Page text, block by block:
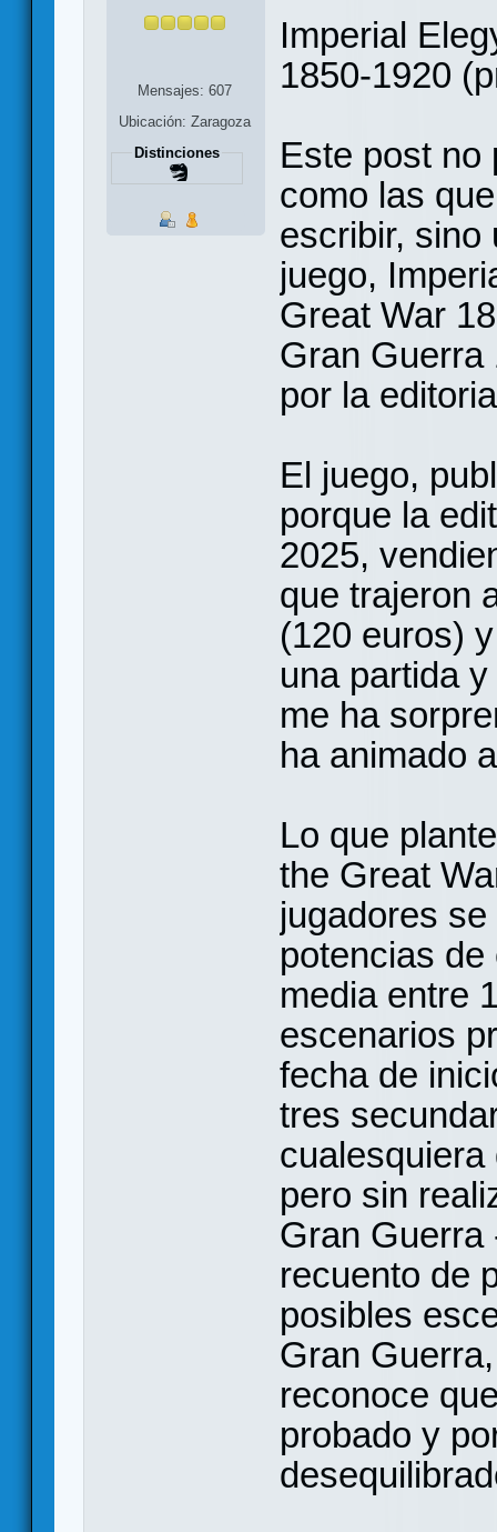
Mensajes: 607
Ubicación: Zaragoza
Distinciones
Imperial
1850-1920
Este post no
como las
escribir, sino
juego,
Great War
Gran Guerra
por la
El juego,
porque la
2025,
que trajeron
(120 euros)
una partida
me ha
ha animado
Lo que
the Great
jugadores
potencias
media entre
escenarios
fecha de
tres
pero sin
Gran Guerra
recuento de
posibles
Gran
reconoce
probado y